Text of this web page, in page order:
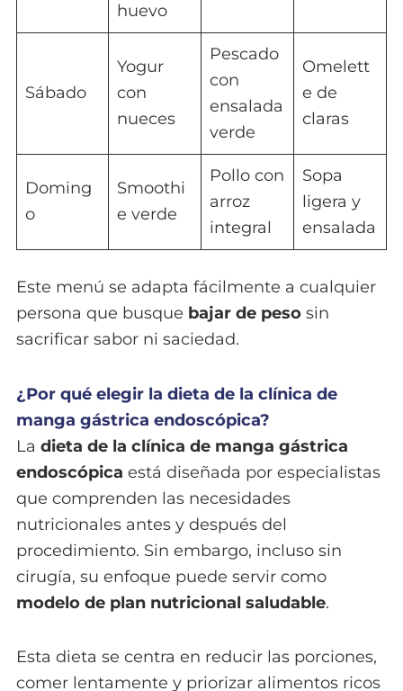
huevo
Sábado
Yogur
con
nueces
Pescado
con
ensalada
verde
Omelett
e de
claras
Doming
o
Smoothi
e verde
Pollo con
arroz
integral
Sopa
ligera y
ensalada
Este menú se adapta fácilmente a cualquier
persona que busque bajar de peso sin
sacrificar sabor ni saciedad.
¿Por qué elegir la dieta de la clínica de
manga gástrica endoscópica?
La dieta de la clínica de manga gástrica
endoscópica está diseñada por especialistas
que comprenden las necesidades
nutricionales antes y después del
procedimiento. Sin embargo, incluso sin
cirugía, su enfoque puede servir como
modelo de plan nutricional saludable.
Esta dieta se centra en reducir las porciones,
comer lentamente y priorizar alimentos ricos